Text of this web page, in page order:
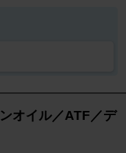
オイル／ATF／デ